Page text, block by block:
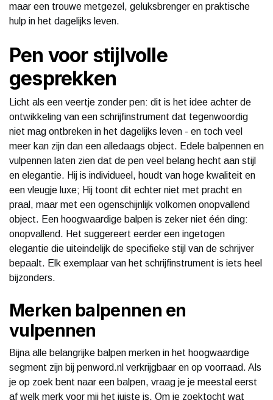
maar een trouwe metgezel, geluksbrenger en praktische
hulp in het dagelijks leven.
Pen voor stijlvolle
gesprekken
Licht als een veertje zonder pen: dit is het idee achter de
ontwikkeling van een schrijfinstrument dat tegenwoordig
niet mag ontbreken in het dagelijks leven - en toch veel
meer kan zijn dan een alledaags object. Edele balpennen en
vulpennen laten zien dat de pen veel belang hecht aan stijl
en elegantie. Hij is individueel, houdt van hoge kwaliteit en
een vleugje luxe; Hij toont dit echter niet met pracht en
praal, maar met een ogenschijnlijk volkomen onopvallend
object. Een hoogwaardige balpen is zeker niet één ding:
onopvallend. Het suggereert eerder een ingetogen
elegantie die uiteindelijk de specifieke stijl van de schrijver
bepaalt. Elk exemplaar van het schrijfinstrument is iets heel
bijzonders.
Merken balpennen en
vulpennen
Bijna alle belangrijke balpen merken in het hoogwaardige
segment zijn bij penword.nl verkrijgbaar en op voorraad. Als
je op zoek bent naar een balpen, vraag je je meestal eerst
af welk merk voor mij het juiste is. Om je zoektocht wat